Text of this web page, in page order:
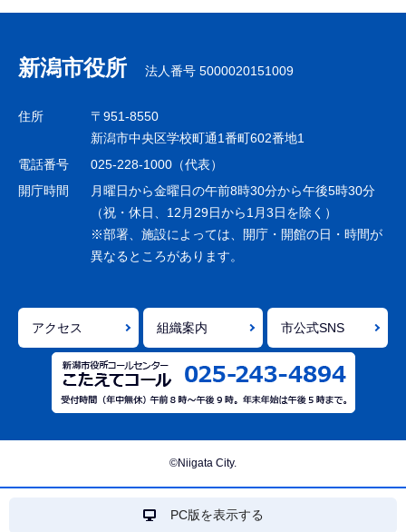
ナ
ビ
ゲ
シ
ョ
で
新潟市役所 法人番号 5000020151009
住所
〒951-8550
新潟市中央区学校町通1番町602番地1
電話番号
025-228-1000（代表）
開庁時間
月曜日から金曜日の午前8時30分から午後5時30分
（祝・休日、12月29日から1月3日を除く）
※部署、施設によっては、開庁・開館の日・時間が
異なるところがあります。
アクセス 組織案内 市公式SNS
©Niigata City.
PC版を表示する